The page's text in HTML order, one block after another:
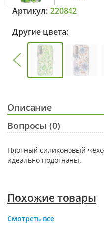
Артикул: 220842
Другие цвета:
Описание
Вопросы (0)
Плотный силиконовый
идеально подогнаны.
Похожие товары
Смотреть все